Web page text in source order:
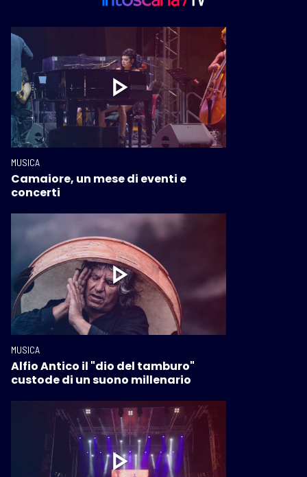
MUSICA
Camaiore, un mese di eventi e
concerti
MUSICA
Alfio Antico il "dio del tamburo"
custode di un suono millenario